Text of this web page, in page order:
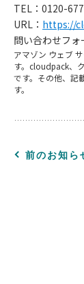
TEL：0120-
URL： https://
問い合わせフォ
アマゾン ウェブ
す。cloudpack、
です。その他、記
す。
前のお知ら